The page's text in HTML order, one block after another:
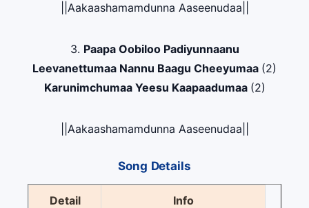
||Aakaashamamdunna Aaseenudaa||
3. Paapa Oobiloo Padiyunnaanu
Leevanettumaa Nannu Baagu Cheeyumaa (2)
Karunimchumaa Yeesu Kaapaadumaa (2)
||Aakaashamamdunna Aaseenudaa||
Song Details
Detail Info